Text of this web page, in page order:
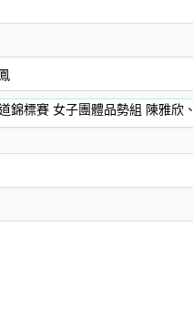
錦標賽 女子團體品勢組 陳雅欣